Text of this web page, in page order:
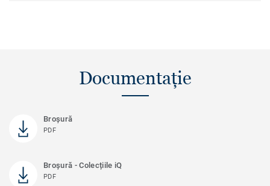
Documentație
Broșură
PDF
Broșură - Colecțiile iQ
PDF